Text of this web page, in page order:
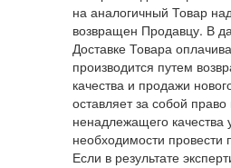
на аналогичный Товар
возвращен Продавцу. В
Доставке Товара
производится путем
качества и продажи
оставляет за собой
ненадлежащего качества
необходимости провести
Если в результате